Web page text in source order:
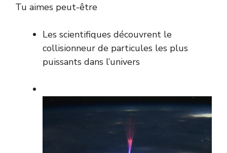
Tu aimes peut-être
Les scientifiques découvrent le
collisionneur de particules les plus
puissants dans l’univers